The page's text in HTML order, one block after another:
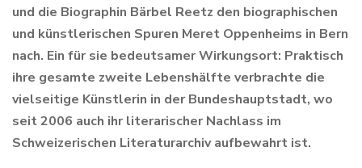
und die Biographin Bärbel Reetz den biographischen
und künstlerischen Spuren Meret Oppenheims in Bern
nach. Ein für sie bedeutsamer Wirkungsort: Praktisch
ihre gesamte zweite Lebenshälfte verbrachte die
vielseitige Künstlerin in der Bundeshauptstadt, wo
seit 2006 auch ihr literarischer Nachlass im
Schweizerischen Literaturarchiv aufbewahrt ist.